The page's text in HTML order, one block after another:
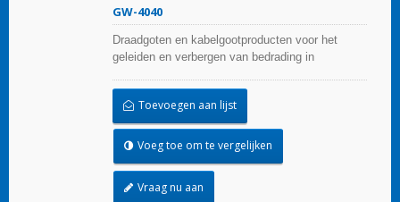
GW-4040
Draadgoten en kabelgootproducten voor het
geleiden en verbergen van bedrading in
configuraties, materialen, maten en kleuren om
aan elke toepassing te voldoen. Kies uit een
breed scala aan accessoires en gereedschappen
voor een gemakkelijke installatie.
Toevoegen aan lijst
Voeg toe om te vergelijken
Vraag nu aan